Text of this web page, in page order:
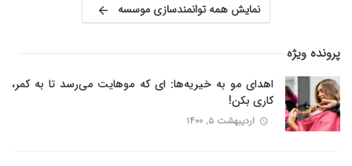
نمایش همه توانمندسازی موسسه
پرونده ویژه
اهدای مو به خیریه‌ها: ای که موهایت می‌رسد تا به کمر،
کاری بکن!
اردیبهشت ۵, ۱۴۰۰